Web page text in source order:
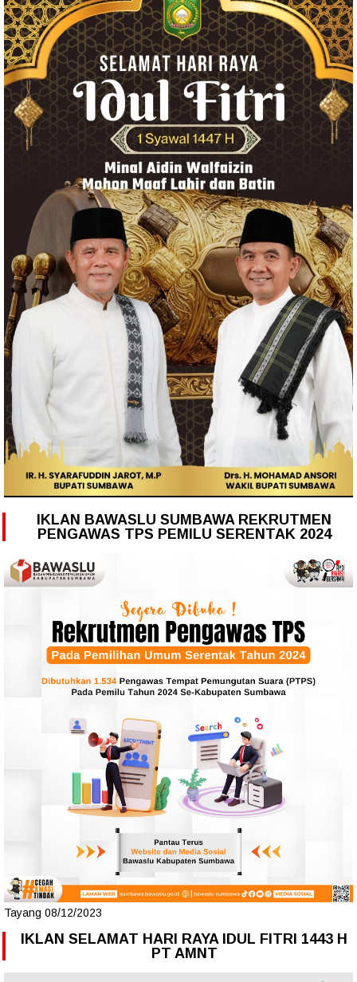
IKLAN BAWASLU SUMBAWA REKRUTMEN
PENGAWAS TPS PEMILU SERENTAK 2024
Tayang 08/12/2023
IKLAN SELAMAT HARI RAYA IDUL FITRI 1443 H
PT AMNT